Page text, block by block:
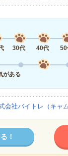
30代 40代 50
がある
会社バイトレ（キャ
！